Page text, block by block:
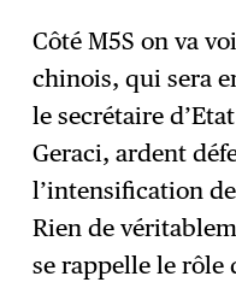
Côté M5S on va
chinois, qui sera
le secrétaire
Geraci, ardent
l’intensification
Rien de
se rappelle le rôle